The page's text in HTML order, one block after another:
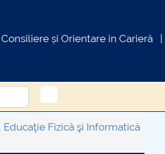
și Orientare în Carieră
Fizică şi Informatică